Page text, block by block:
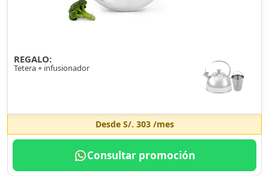
REGALO:
Tetera + infusionador
Desde S/. 303/mes
Consultar promoción